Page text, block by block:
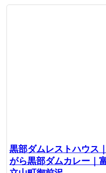
黒部ダムレストハウス
がら黒部ダムカレー｜